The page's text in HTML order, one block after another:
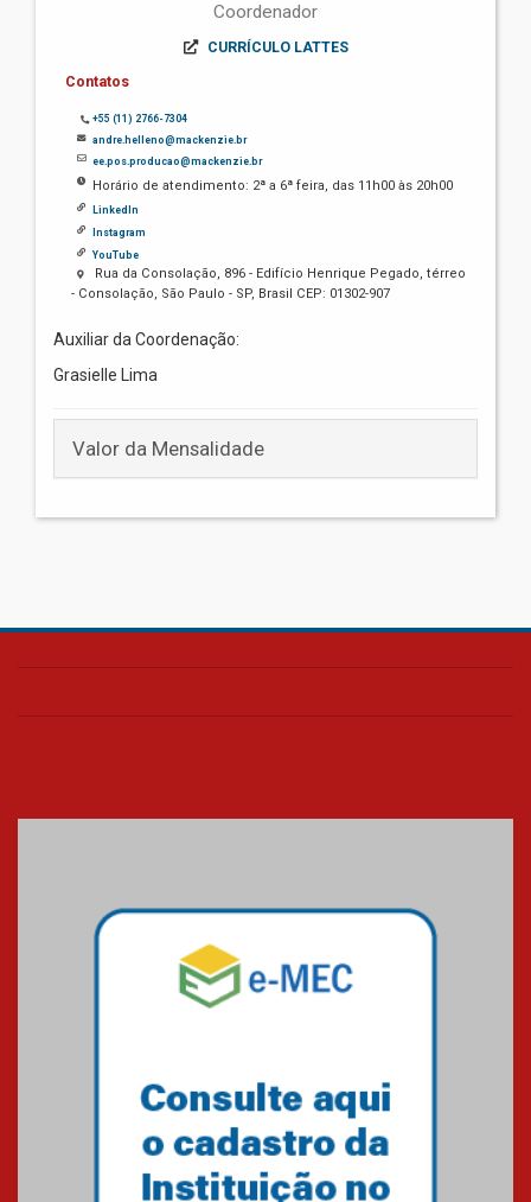
Coordenador
CURRÍCULO LATTES
Contatos
+55 (11) 2766-7304
andre.helleno@mackenzie.br
ee.pos.producao@mackenzie.br
Horário de atendimento: 2ª a 6ª feira, das 11h00 às 20h00
Linkedln
Instagram
YouTube
Rua da Consolação, 896 - Edifício Henrique Pegado, térreo
- Consolação, São Paulo - SP, Brasil CEP: 01302-907
Auxiliar da Coordenação:
Grasielle Lima
Valor da Mensalidade